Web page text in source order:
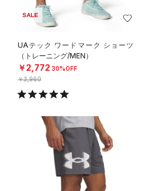
SALE
UAテック ワードマーク ショーツ
（トレーニング/MEN）
￥2,772 30%OFF
￥3,960